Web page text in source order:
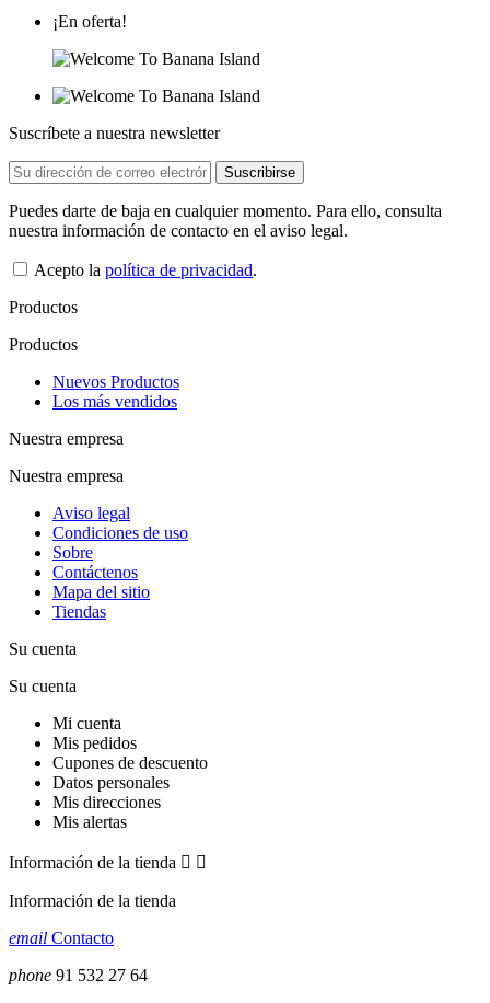
¡En oferta!
Suscríbete a nuestra newsletter
Puedes darte de baja en cualquier momento. Para ello, consulta
nuestra información de contacto en el aviso legal.
Acepto la política de privacidad.
Productos
Productos
Nuevos Productos
Los más vendidos
Nuestra empresa
Nuestra empresa
Aviso legal
Condiciones de uso
Sobre
Contáctenos
Mapa del sitio
Tiendas
Su cuenta
Su cuenta
Mi cuenta
Mis pedidos
Cupones de descuento
Datos personales
Mis direcciones
Mis alertas
Información de la tienda  
Información de la tienda
email Contacto
phone 91 532 27 64